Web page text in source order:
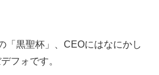
「黒聖杯」、CEOにはなにかし
フォです。